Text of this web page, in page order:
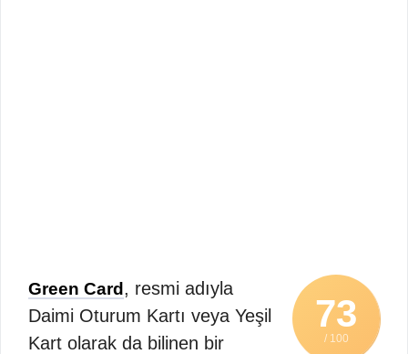
73
/ 100
Green Card , resmi adıyla
Daimi Oturum Kartı veya Yeşil
Kart olarak da bilinen bir